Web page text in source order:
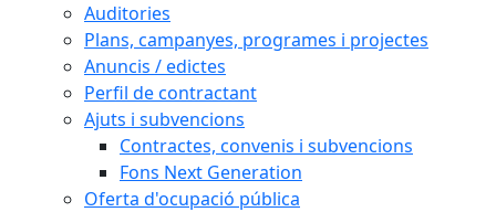
Auditories
Plans, campanyes, programes i projectes
Anuncis / edictes
Perfil de contractant
Ajuts i subvencions
Contractes, convenis i subvencions
Fons Next Generation
Oferta d'ocupació pública